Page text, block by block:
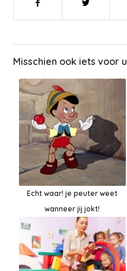
Misschien ook iets voor u
Echt waar! je peuter weet
wanneer jij jokt!